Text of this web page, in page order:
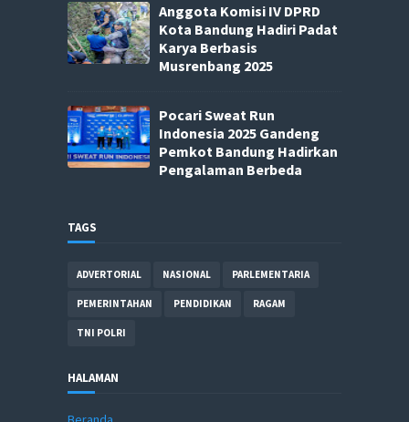
Anggota Komisi IV DPRD
Kota Bandung Hadiri Padat
Karya Berbasis
Musrenbang 2025
Pocari Sweat Run
Indonesia 2025 Gandeng
Pemkot Bandung Hadirkan
Pengalaman Berbeda
TAGS
ADVERTORIAL NASIONAL PARLEMENTARIA
PEMERINTAHAN PENDIDIKAN RAGAM
TNI POLRI
HALAMAN